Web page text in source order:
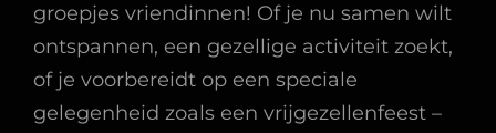
groepjes vriendinnen! Of je nu samen wilt
ontspannen, een gezellige activiteit zoekt,
of je voorbereidt op een speciale
gelegenheid zoals een vrijgezellenfeest –